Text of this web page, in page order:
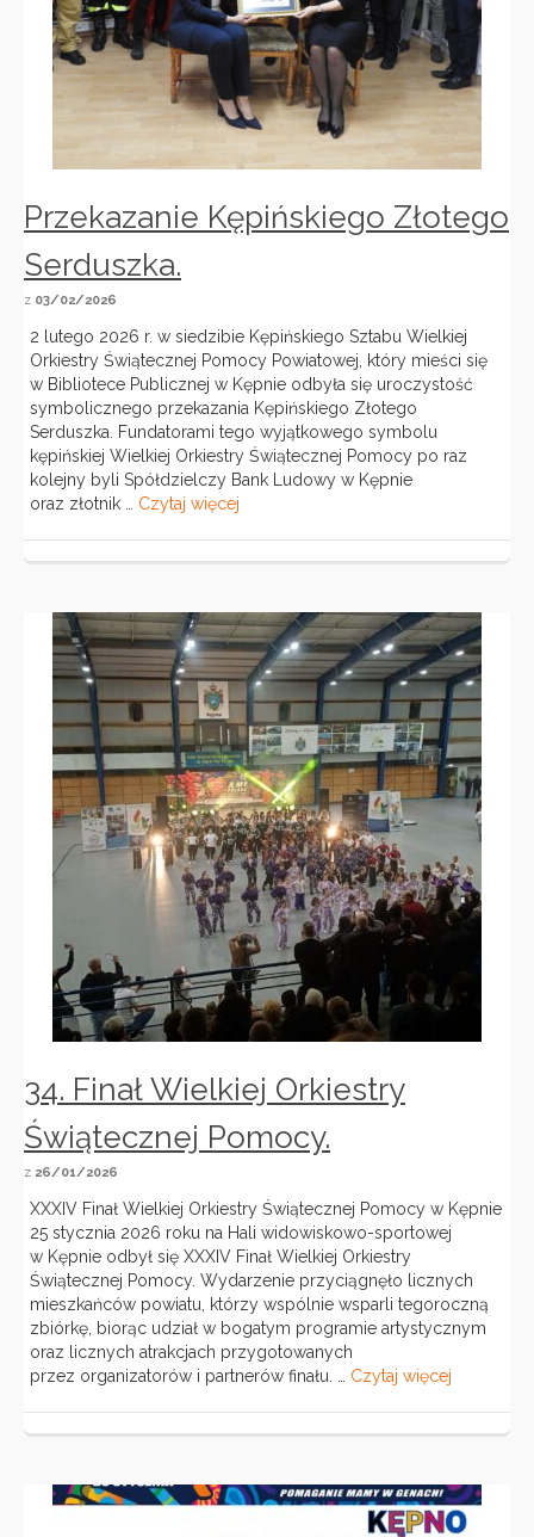
Przekazanie Kępińskiego Złotego
Serduszka.
z 03/02/2026
2 lutego 2026 r. w siedzibie Kępińskiego Sztabu Wielkiej
Orkiestry Świątecznej Pomocy Powiatowej, który mieści się
w Bibliotece Publicznej w Kępnie odbyła się uroczystość
symbolicznego przekazania Kępińskiego Złotego
Serduszka. Fundatorami tego wyjątkowego symbolu
kępińskiej Wielkiej Orkiestry Świątecznej Pomocy po raz
kolejny byli Spółdzielczy Bank Ludowy w Kępnie
oraz złotnik … Czytaj więcej
34. Finał Wielkiej Orkiestry
Świątecznej Pomocy.
z 26/01/2026
XXXIV Finał Wielkiej Orkiestry Świątecznej Pomocy w Kępnie
25 stycznia 2026 roku na Hali widowiskowo-sportowej
w Kępnie odbył się XXXIV Finał Wielkiej Orkiestry
Świątecznej Pomocy. Wydarzenie przyciągnęło licznych
mieszkańców powiatu, którzy wspólnie wsparli tegoroczną
zbiórkę, biorąc udział w bogatym programie artystycznym
oraz licznych atrakcjach przygotowanych
przez organizatorów i partnerów finału. … Czytaj więcej